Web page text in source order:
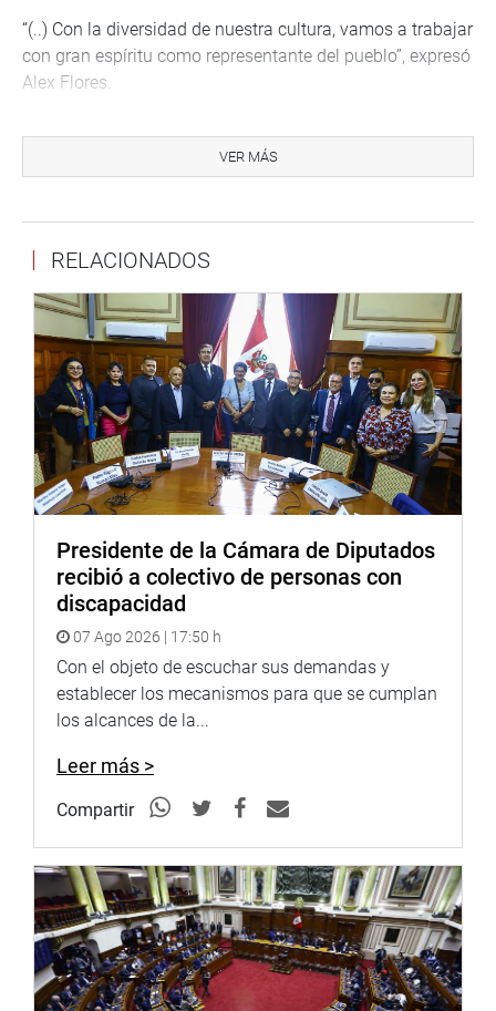
“(..) Con la diversidad de nuestra cultura, vamos a trabajar
con gran espíritu como representante del pueblo”, expresó
Alex Flores.
descentralizadas en Nazca, Ica, por su gran historia y
patrimonio cultural, y por su arquitectura, como las
En la sesión, los congresistas coincidieron en la
necesidad de velar por los afectados de la pandemia, en
especial por el sector de trabajadores que se dedican a
las artes plásticas, escénicas, culturales y otros.
OFICINA DE COMUNICACIONES
VER MÁS
RELACIONADOS
Presidente de la Cámara de Diputados
recibió a colectivo de personas con
discapacidad
07 Ago 2026 | 17:50 h
Con el objeto de escuchar sus demandas y
establecer los mecanismos para que se cumplan
los alcances de la...
Leer más >
Compartir